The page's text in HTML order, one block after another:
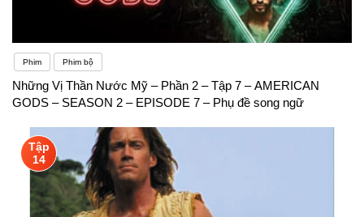
Phim Phim bộ
Những Vị Thần Nước Mỹ – Phần 2 – Tập 7 – AMERICAN
GODS – SEASON 2 – EPISODE 7 – Phụ đề song ngữ
Tập
14